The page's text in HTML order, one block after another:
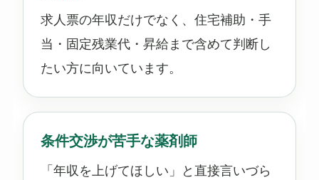
求人票の年収だけでなく、住宅補助・手
当・固定残業代・昇給まで含めて判断し
たい方に向いています。
条件交渉が苦手な薬剤師
「年収を上げてほしい」と直接言いづら